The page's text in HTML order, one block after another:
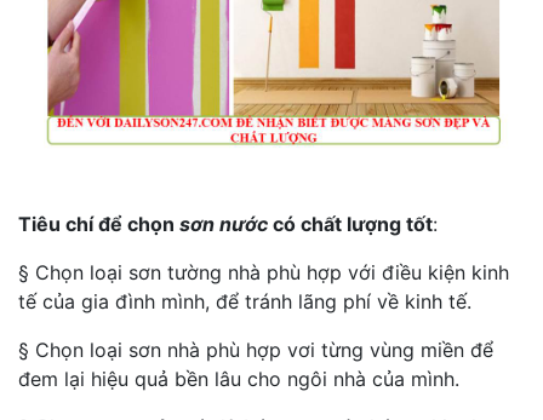
Tiêu chí để chọn sơn nước có chất lượng tốt:
§ Chọn loại sơn tường nhà phù hợp với điều kiện kinh
tế của gia đình mình, để tránh lãng phí về kinh tế.
§ Chọn loại sơn nhà phù hợp vơi từng vùng miền để
đem lại hiệu quả bền lâu cho ngôi nhà của mình.